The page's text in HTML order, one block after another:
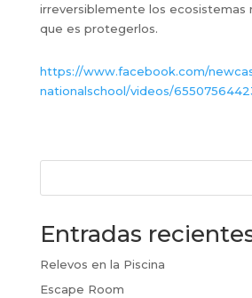
irreversiblemente los ecosistemas
que es protegerlos.
https://www.facebook.com/
nationalschool/videos/
Entradas
Relevos en la Piscina
Escape Room